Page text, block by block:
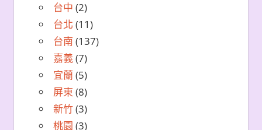
台中 (2)
台北 (11)
台南 (137)
嘉義(7)
宜蘭 (5)
屏東 (8)
新竹(3)
桃園 (3)